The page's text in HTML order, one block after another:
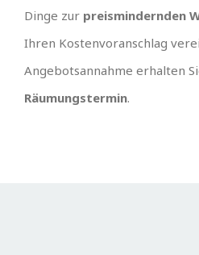
Dinge zur preismindernden
Ihren Kostenvoranschlag
Angebotsannahme erhalten
Räumungstermin.